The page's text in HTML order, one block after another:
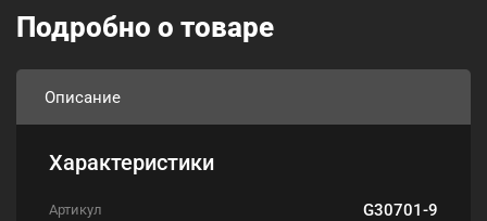
Подробно о товаре
Описание
Характеристики
Артикул G30701-9